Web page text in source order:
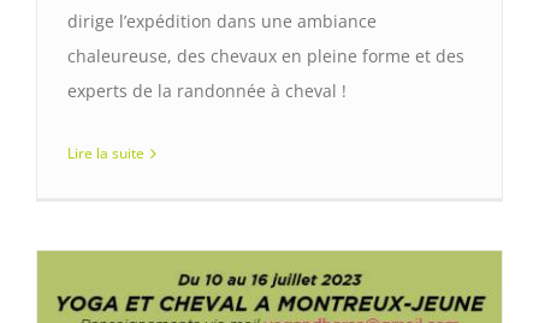
dirige l’expédition dans une ambiance
chaleureuse, des chevaux en pleine forme et des
experts de la randonnée à cheval !
Lire la suite